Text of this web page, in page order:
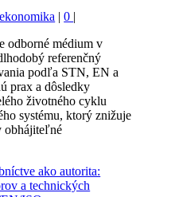
|0 |
odborné médium v
referenčný
podľa STN, EN a
prax a dôsledky
životného cyklu
systému, ktorý znižuje
obhájiteľné